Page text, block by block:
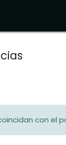
con el